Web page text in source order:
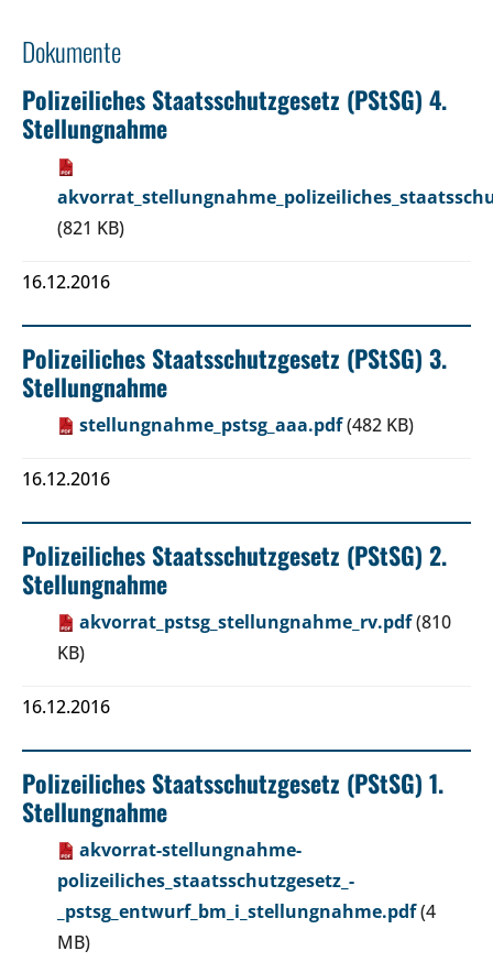
Dokumente
Polizeiliches Staatsschutzgesetz (PStSG) 4.
Stellungnahme
(821 KB)
16.12.2016
Polizeiliches Staatsschutzgesetz (PStSG) 3.
Stellungnahme
stellungnahme_pstsg_aaa.pdf(482 KB)
16.12.2016
Polizeiliches Staatsschutzgesetz (PStSG) 2.
Stellungnahme
akvorrat_pstsg_stellungnahme_rv.pdf(810
KB)
16.12.2016
Polizeiliches Staatsschutzgesetz (PStSG) 1.
Stellungnahme
akvorrat-stellungnahme-
polizeiliches_staatsschutzgesetz_-
_pstsg_entwurf_bm_i_stellungnahme.pdf(4
MB)